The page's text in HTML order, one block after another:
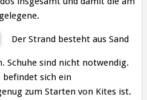
Der Strand besteht aus Sand
Schuhe sind nicht notwendig.
befindet sich ein
zum Starten von Kites ist.